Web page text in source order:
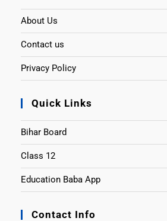
About Us
Contact us
Privacy Policy
Quick Links
Bihar Board
Class 12
Education Baba App
Contact Info